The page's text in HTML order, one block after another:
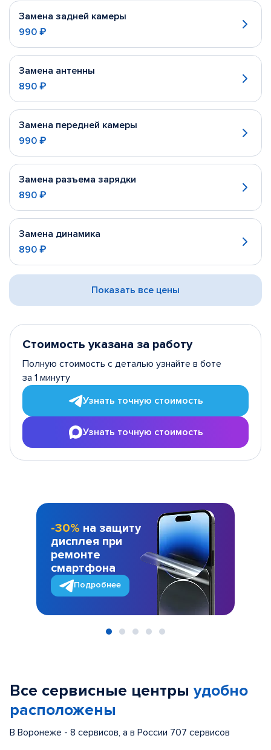
Замена задней камеры
990 ₽
Замена антенны
890 ₽
Замена передней камеры
990 ₽
Замена разъема зарядки
890 ₽
Замена динамика
890 ₽
Показать все цены
Стоимость указана за работу
Полную стоимость с деталью узнайте в боте
за 1 минуту
Узнать точную стоимость
Узнать точную стоимость
-30% на защиту
дисплея при
ремонте
смартфона
Подробнее
Все сервисные центры удобно
расположены
В Воронеже - 8 сервисов, а в России 707 сервисов